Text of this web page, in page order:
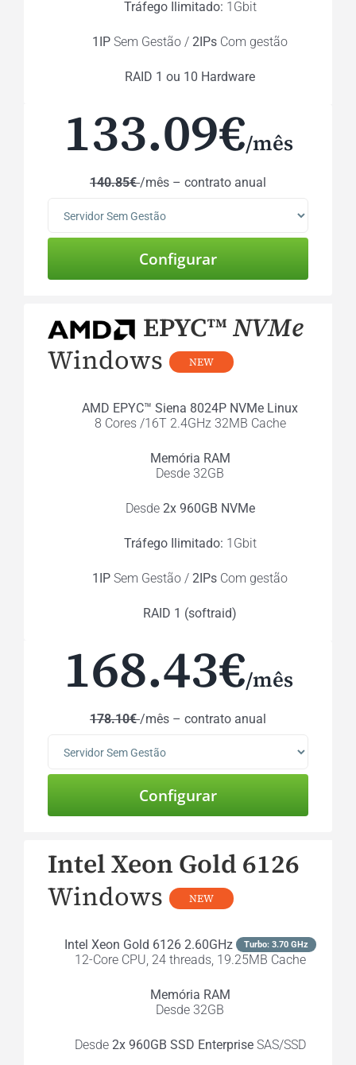
Tráfego Ilimitado: 1Gbit
1IP Sem Gestão / 2IPs Com gestão
RAID 1 ou 10 Hardware
133.09€/mês
140.85€/mês – contrato anual
EPYC™NVMe
Windows
NEW
AMD EPYC™ Siena 8024P NVMe Linux
8 Cores /16T 2.4GHz 32MB Cache
Memória RAM
Desde 32GB
Desde 2x 960GB NVMe
Tráfego Ilimitado: 1Gbit
1IP Sem Gestão / 2IPs Com gestão
RAID 1 (softraid)
168.43€/mês
178.10€/mês – contrato anual
Intel Xeon Gold 6126
Windows
NEW
Intel Xeon Gold 6126 2.60GHz Turbo: 3.70 GHz
12-Core CPU, 24 threads, 19.25MB Cache
Memória RAM
Desde 32GB
Desde 2x 960GB SSD EnterpriseSAS/SSD